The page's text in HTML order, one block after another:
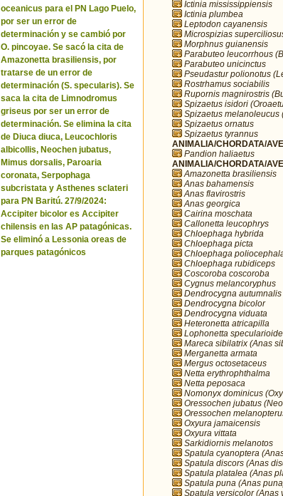
oceanicus para el PN Lago Puelo,
por ser un error de
determinación y se cambió por
O. pincoyae. Se sacó la cita de
Amazonetta brasiliensis, por
tratarse de un error de
determinación (S. specularis). Se
saca la cita de Limnodromus
griseus por ser un error de
determinación. Se elimina la cita
de Diuca diuca, Leucochloris
albicollis, Neochen jubatus,
Mimus dorsalis, Paroaria
coronata, Serpophaga
subcristata y Asthenes sclateri
para PN Baritú. 27/9/2024:
Accipiter bicolor es Accipiter
chilensis en las AP patagónicas.
Se eliminó a Lessonia oreas de
parques patagónicos
Ictinia mississippiensis
Ictinia plumbea
Leptodon cayanensis
Microspizias
Morphnus guianensis
Parabuteo leucorrhous
Parabuteo unicinctus
Pseudastur polionotus
Rostrhamus sociabilis
Rupornis magnirostris
Spizaetus isidori
Spizaetus melanoleucus
Spizaetus ornatus
Spizaetus tyrannus
ANIMALIA/CHORDATA/
Pandion haliaetus
ANIMALIA/CHORDATA/
Amazonetta brasiliensis
Anas bahamensis
Anas flavirostris
Anas georgica
Cairina moschata
Callonetta leucophrys
Chloephaga hybrida
Chloephaga picta
Chloephaga
Chloephaga rubidiceps
Coscoroba coscoroba
Cygnus melancoryphus
Dendrocygna autumnalis
Dendrocygna bicolor
Dendrocygna viduata
Heteronetta atricapilla
Lophonetta
Mareca sibilatrix (Anas
Merganetta armata
Mergus octosetaceus
Netta erythrophthalma
Netta peposaca
Nomonyx dominicus
Oressochen jubatus
Oressochen
Oxyura jamaicensis
Oxyura vittata
Sarkidiornis melanotos
Spatula cyanoptera
Spatula discors (Anas
Spatula platalea (Anas
Spatula puna (Anas
Spatula versicolor (Anas